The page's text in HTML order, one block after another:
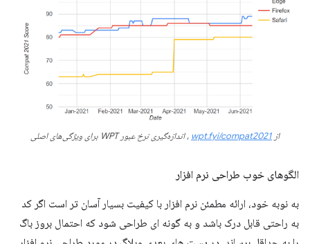
از wpt.fyi/compat2021 ، اندازه‌گیری نرخ عبور WPT برای ویژگی‌های اصلی
الگوهای خوب طراحی نرم افزار
به نوبه خود، ارائه مطمئن نرم افزار با کیفیت بسیار آسان تر است اگر کد
به راحتی قابل درک باشد و به گونه ای طراحی شود که احتمال بروز باگ